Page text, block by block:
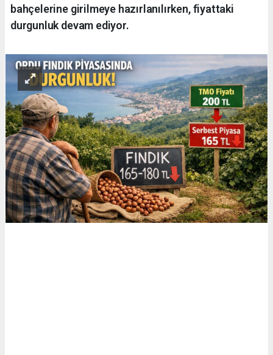
bahçelerine girilmeye hazırlanılırken, fiyattaki
durgunluk devam ediyor.